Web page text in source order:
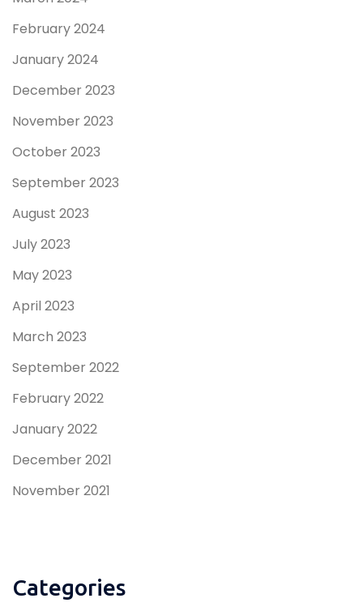
February 2024
January 2024
December 2023
November 2023
October 2023
September 2023
August 2023
July 2023
May 2023
April 2023
March 2023
September 2022
February 2022
January 2022
December 2021
November 2021
Categories